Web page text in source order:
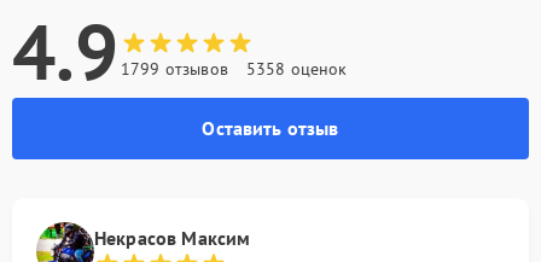
4.9 1799 отзывов 5358 оценок
Оставить отзыв
Некрасов Максим